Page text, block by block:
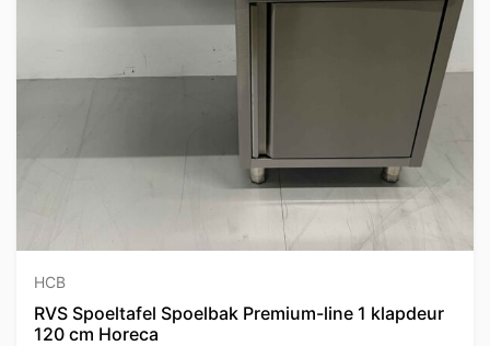
HCB
RVS Spoeltafel Spoelbak Premium-line 1 klapdeur
120 cm Horeca